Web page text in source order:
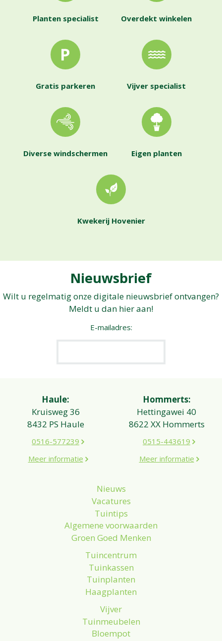
Planten specialist Overdekt winkelen
Gratis parkeren Vijver specialist
Diverse windschermen Eigen planten
Kwekerij Hovenier
Nieuwsbrief
Wilt u regelmatig onze digitale nieuwsbrief ontvangen?
Meldt u dan hier aan!
E-mailadres:
Haule:
Kruisweg 36
8432 PS Haule
0516-577239
Meer informatie
Hommerts:
Hettingawei 40
8622 XX Hommerts
0515-443619
Meer informatie
Nieuws
Vacatures
Tuintips
Algemene voorwaarden
Groen Goed Menken
Tuincentrum
Tuinkassen
Tuinplanten
Haagplanten
Vijver
Tuinmeubelen
Bloempot